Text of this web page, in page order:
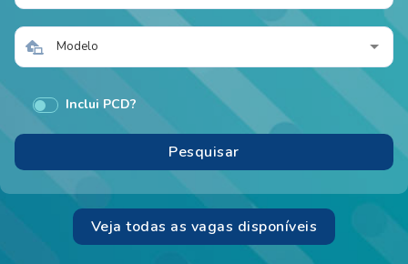
Modelo
Inclui PCD?
Veja todas as vagas disponíveis